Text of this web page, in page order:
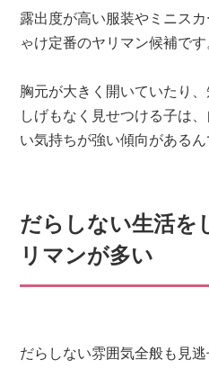
露出度が高い服装やミニス
ゃけ定番のヤリマン候補です
胸元が大きく開いていたり
しげもなく見せつける子は
い気持ちが強い傾向があるん
だらしない生活を
リマンが多い
だらしない雰囲気全般も見逃